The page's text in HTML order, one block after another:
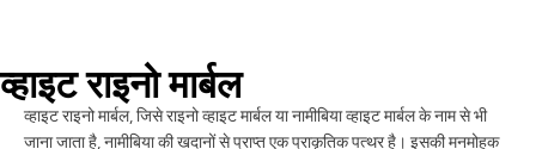
व्हाइट राइनो मार्बल
व्हाइट राइनो मार्बल, जिसे राइनो व्हाइट मार्बल या नामीबिया व्हाइट मार्बल के नाम से भी
जाना जाता है, नामीबिया की खदानों से प्राप्त एक प्राकृतिक पत्थर है। इसकी मनमोहक